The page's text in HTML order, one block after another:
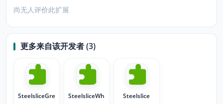
尚无人评价此扩展
更多来自该开发者 (3)
SteelsliceGreen SteelsliceWhite Steelslice